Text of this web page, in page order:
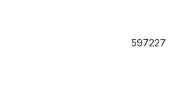
597227